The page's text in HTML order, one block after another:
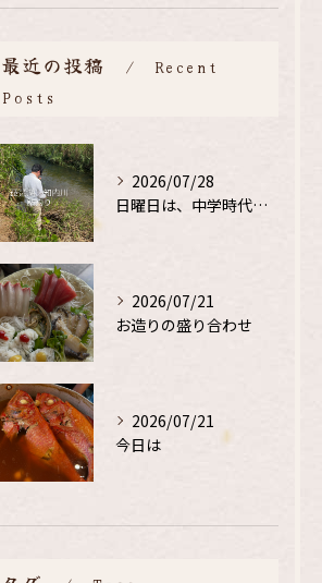
最近の投稿
Recent
Posts
2026/07/28
日曜日は、中学時代の、同級生と鮎釣り
2026/07/21
お造りの盛り合わせ
2026/07/21
今日は